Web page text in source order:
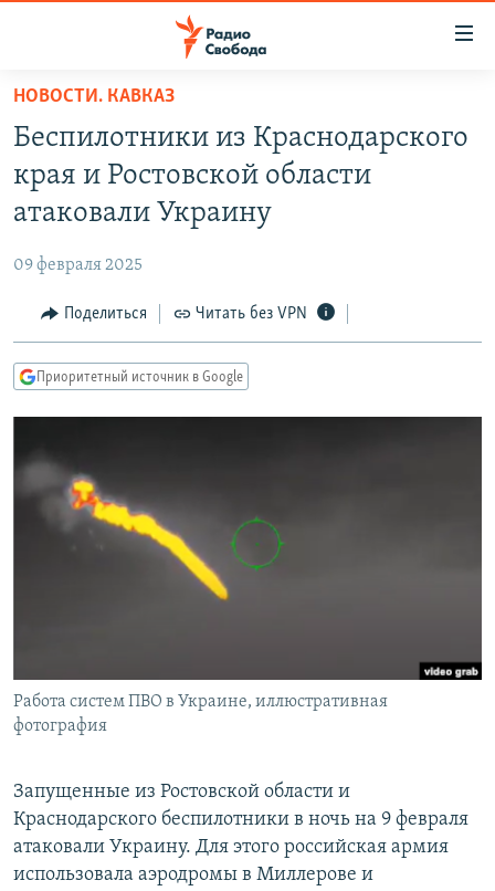
упрощенного
доступа
основному
Вернутся
Вернутся
АВТОРСКИЕ ПРОЕКТЫ
МНЕНИЯ
КУЛЬТУРА
КАВКАЗ.РЕАЛИИ
СИБИРЬ.РЕАЛИИ
РАСПИСАНИЕ ВЕЩАНИЯ
ПОДПИШИТЕСЬ НА РАССЫЛКУ
НОВОСТИ. КАВКАЗ
Беспилотники из Краснодарского
края и Ростовской области
атаковали Украину
09 февраля 2025
Поделиться Читать без VPN
Приоритетный источник в Google
Работа систем ПВО в Украине, иллюстративная
фотография
Запущенные из Ростовской области и
Краснодарского беспилотники в ночь на 9 февраля
атаковали Украину. Для этого российская армия
использовала аэродромы в Миллерове и